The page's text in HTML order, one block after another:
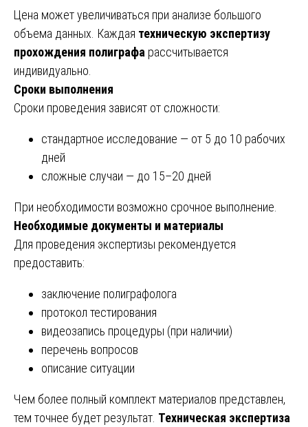
Цена может увеличиваться при анализе большого
объема данных. Каждая техническую экспертизу
прохождения полиграфа рассчитывается
индивидуально.
Сроки выполнения
Сроки проведения зависят от сложности:
стандартное исследование — от 5 до 10 рабочих
дней
сложные случаи — до 15–20 дней
При необходимости возможно срочное выполнение.
Необходимые документы и материалы
Для проведения экспертизы рекомендуется
предоставить:
заключение полиграфолога
протокол тестирования
видеозапись процедуры (при наличии)
перечень вопросов
описание ситуации
Чем более полный комплект материалов представлен,
тем точнее будет результат. Техническая экспертиза